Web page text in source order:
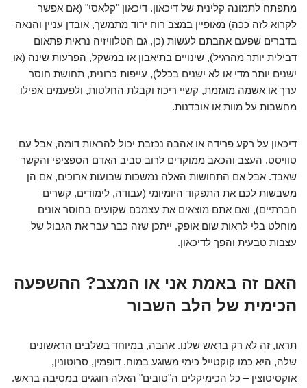
מתפתח לתמונה קלינית של דיכאון. דיכאון "קלאסי" (אם אפשר
לקרוא לזה ככה) מאופיין במצב רוח ירוד מתמשך, אובדן עניין והנאה
בדברים שפעם אהבתם לעשות (כן, גם הטלוויזיה נראית פתאום
דבילית יותר מהרגיל), שינויים בתיאבון או במשקל, הפרעות שינה (או
ישנים יותר מדי או לא ישנים בכלל), עייפות כרונית, תחושת חוסר
ערך או אשמה מוגזמת, קשיי ריכוז וקבלת החלטות, ולפעמים אפילו
מחשבות על מוות או אובדנות.
דיכאון על רקע פרידה או אהבה נכזבת יכול להראות דומה, אבל עם
טוויסט. העצב והכאב ממוקדים לרוב סביב האדם הספציפי והקשר
שאבד. אבל אם התחושות האלה נמשכות שבועות ארוכים, אם הן
משבשות לכם את התפקוד היומיומי (עבודה, לימודים, קשרים
חברתיים), ואם אתם מוצאים את עצמכם שקועים בחוסר אונים
מוחלט בלי לראות שום אופק, ייתכן שזה כבר עבר את הגבול של
עצבות טבעית והפך לדיכאון.
האם זה באמת אני או המצב? ההשפעה
הכימית של הלב השבור
תראו, זה לא רק בראש שלנו. אהבה, במיוחד בשלבים הראשונים
שלה, היא כמו קוקטייל כימי משוגע במוח. דופמין, סרוטונין,
אוקסיטוצין – כל הכימיקלים ה"טובים" האלה חוגגים במסיבה בראש.